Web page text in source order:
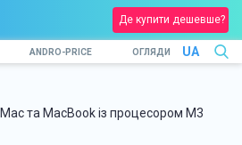
Де купити дешевше?
ANDRO-PRICE ОГЛЯДИ UA
та MacBook із процесором M3